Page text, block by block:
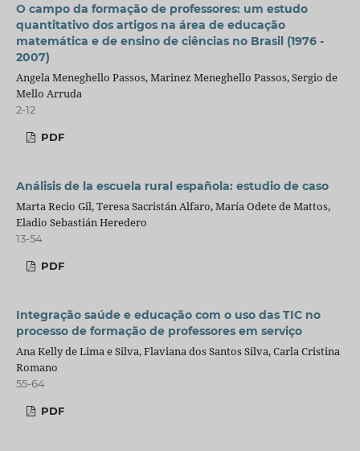
O campo da formação de professores: um estudo
quantitativo dos artigos na área de educação
matemática e de ensino de ciências no Brasil (1976 -
2007)
Angela Meneghello Passos, Marinez Meneghello Passos, Sergio de
Mello Arruda
2-12
PDF
Análisis de la escuela rural española: estudio de caso
Marta Recio Gil, Teresa Sacristán Alfaro, María Odete de Mattos,
Eladio Sebastián Heredero
13-54
PDF
Integração saúde e educação com o uso das TIC no
processo de formação de professores em serviço
Ana Kelly de Lima e Silva, Flaviana dos Santos Silva, Carla Cristina
Romano
55-64
PDF